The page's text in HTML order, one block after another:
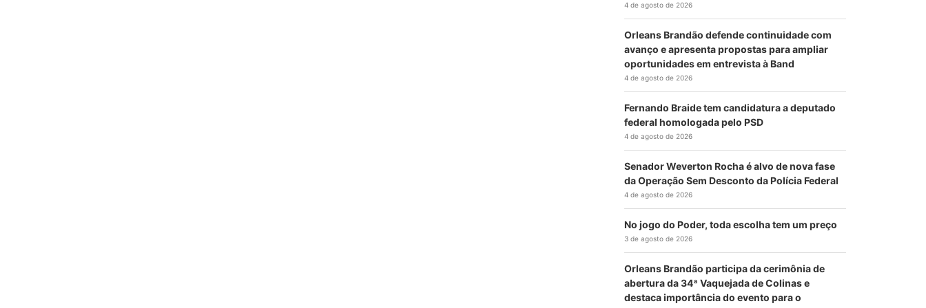
4 de agosto de 2026
Orleans Brandão defende continuidade com
avanço e apresenta propostas para ampliar
oportunidades em entrevista à Band
4 de agosto de 2026
Fernando Braide tem candidatura a deputado
federal homologada pelo PSD
4 de agosto de 2026
Senador Weverton Rocha é alvo de nova fase
da Operação Sem Desconto da Polícia Federal
4 de agosto de 2026
No jogo do Poder, toda escolha tem um preço
3 de agosto de 2026
Orleans Brandão participa da cerimônia de
abertura da 34ª Vaquejada de Colinas e
destaca importância do evento para o